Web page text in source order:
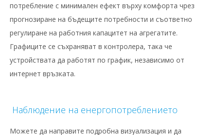
потребление с минимален ефект върху комфорта чрез
прогнозиране на бъдещите потребности и съответно
регулиране на работния капацитет на агрегатите.
Графиците се съхраняват в контролера, така че
устройствата да работят по график, независимо от
интернет връзката.
Наблюдение на енергопотреблението
Можете да направите подробна визуализация и да